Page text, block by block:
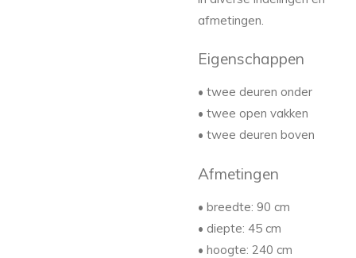
afmetingen.
Eigenschappen
• twee deuren onder
• twee open vakken
• twee deuren boven
Afmetingen
• breedte: 90 cm
• diepte: 45 cm
• hoogte: 240 cm